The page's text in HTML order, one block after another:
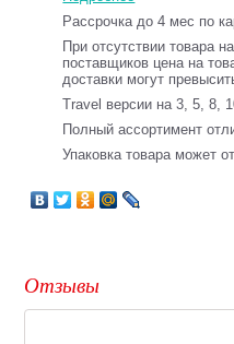
Рассрочка до 4 мес по
При отсутствии товара
поставщиков цена на
доставки могут
Travel версии на 3, 5, 8,
Полный ассортимент
Упаковка товара может
Отзывы